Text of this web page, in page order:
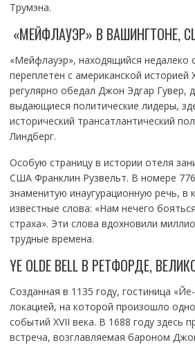
Трумэна.
«МЕЙФЛАУЭР» В ВАШИНГТОНЕ,
«Мейфлауэр», находящийся недалеко
переплетен с американской историей
регулярно обедал Джон Эдгар Гувер,
выдающиеся политические лидеры,
исторический трансатлантический
Линдберг.
Особую страницу в истории отеля
США Франклин Рузвельт. В номере
знаменитую инаугурационную речь, в
известные слова: «Нам нечего
страха». Эти слова вдохновили
трудные времена.
YE OLDE BELL В РЕТФОРДЕ,
Созданная в 1135 году, гостиница
локацией, на которой произошло
событий XVII века. В 1688 году здесь
встреча, возглавляемая бароном